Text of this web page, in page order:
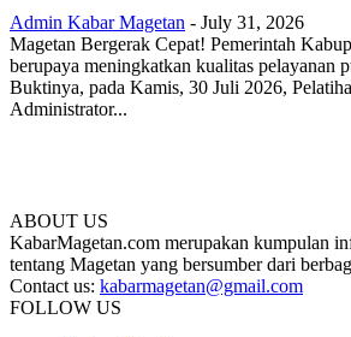
Admin Kabar Magetan - July 31, 2026
Magetan Bergerak Cepat! Pemerintah
berupaya meningkatkan kualitas pelayanan
Buktinya, pada Kamis, 30 Juli 2026,
Administrator...
ABOUT US
KabarMagetan.com merupakan kumpulan
tentang Magetan yang bersumber dari
Contact us: kabarmagetan@gmail.com
FOLLOW US